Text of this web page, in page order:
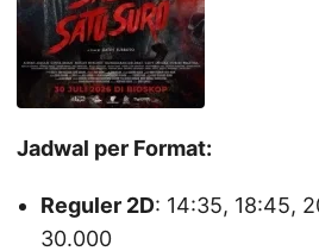
Jadwal per Format:
Reguler 2D: 14:35, 18:45,
30.000